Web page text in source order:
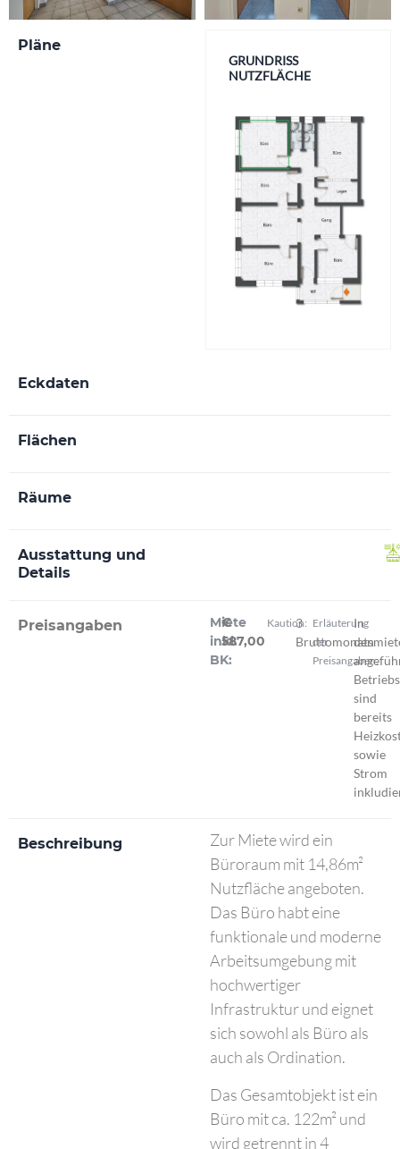
Pläne
GRUNDRISS
NUTZFLÄCHE
Eckdaten
Flächen
Räume
Ausstattung und
Details
Preisangaben
Miete
inkl.
BK:
€
587,00
Kaution:
3
Erläuterung
der
Preisangaben:
In
den
sind
bereits
sowie
Strom
Beschreibung
Zur Miete wird ein
Büroraum mit 14,86m²
Nutzfläche angeboten.
Das Büro habt eine
funktionale und moderne
Arbeitsumgebung mit
hochwertiger
Infrastruktur und eignet
sich sowohl als Büro als
auch als Ordination.
Das Gesamtobjekt ist ein
Büro mit ca. 122m² und
wird getrennt in 4